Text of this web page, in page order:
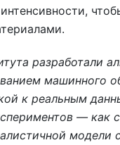
разработали
машинного
к реальным
— как